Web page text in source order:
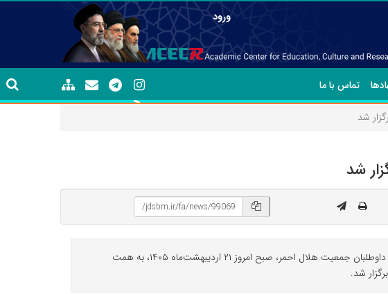
ورود
تماس با ما
شد
شد
نشست رئیس جهاددانشگاهی علوم پزشکی شهید بهشتی و جمعی از معاونان، مدیران و کارشناسان و دانشجویان این واحد با داوطلبان جمعیت هلال احمر، صبح امروز ۲۱ اردیبهشت‌ماه ۱۴۰۵، به همت
شد.